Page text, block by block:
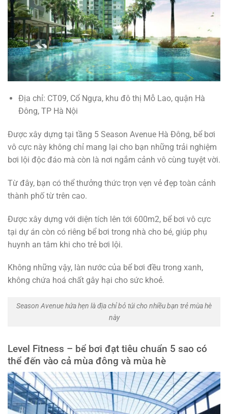
Địa chỉ: CT09, Cổ Ngựa, khu đô thị Mỗ Lao, quận Hà
Đông, TP Hà Nội
Được xây dựng tại tầng 5 Season Avenue Hà Đông, bể bơi
vô cực này không chỉ mang lại cho bạn những trải nghiệm
bơi lội độc đáo mà còn là nơi ngắm cảnh vô cùng tuyệt vời.
Từ đây, bạn có thể thưởng thức trọn vẹn vẻ đẹp toàn cảnh
thành phố từ trên cao.
Được xây dựng với diện tích lên tới 600m2, bể bơi vô cực
tại dự án còn có riêng bể bơi trong nhà cho bé, giúp phụ
huynh an tâm khi cho trẻ bơi lội.
Không những vậy, làn nước của bể bơi đều trong xanh,
không chứa hoá chất gây hại cho sức khoẻ.
Season Avenue hứa hẹn là địa chỉ bỏ túi cho nhiều bạn trẻ mùa hè
này
Level Fitness – bể bơi đạt tiêu chuẩn 5 sao có
thể đến vào cả mùa đông và mùa hè